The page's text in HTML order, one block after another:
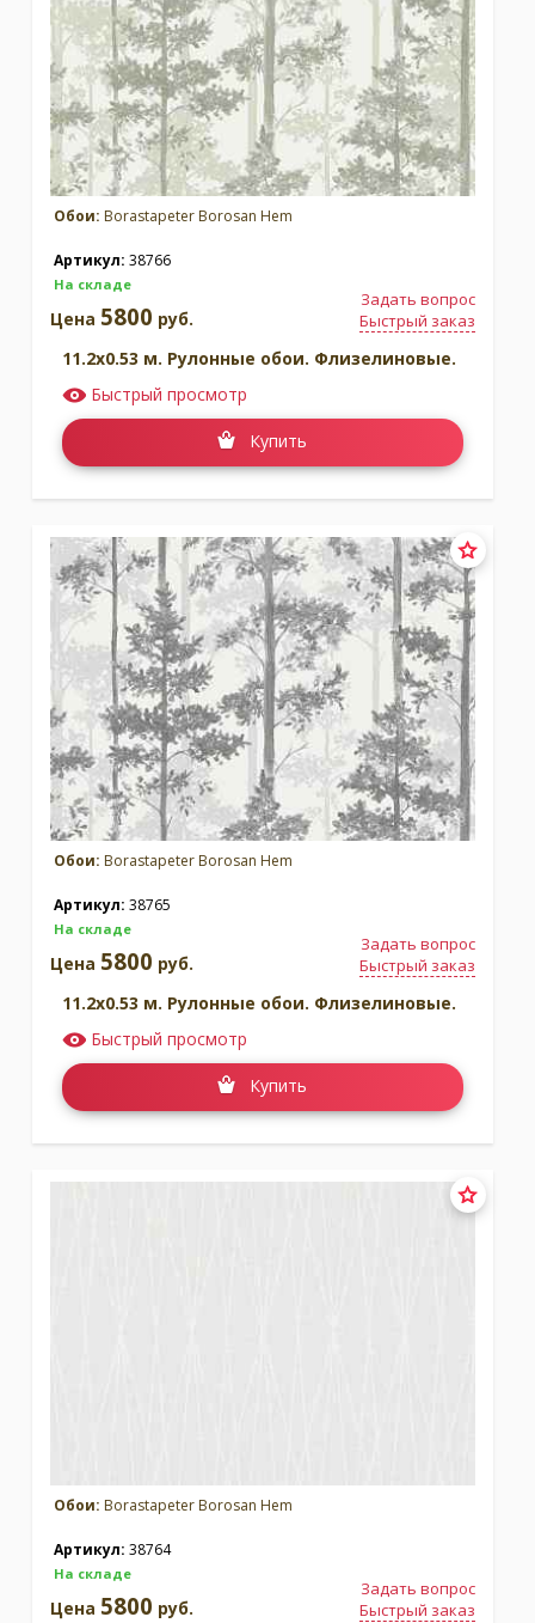
Обои: Borastapeter Borosan Hem
Артикул: 38766
На складе
Задать вопрос
Быстрый заказ
Цена 5800 руб.
11.2x0.53 м. Рулонные обои. Флизелиновые.
Быстрый просмотр
Купить
Обои: Borastapeter Borosan Hem
Артикул: 38765
На складе
Задать вопрос
Быстрый заказ
Цена 5800 руб.
11.2x0.53 м. Рулонные обои. Флизелиновые.
Быстрый просмотр
Купить
Обои: Borastapeter Borosan Hem
Артикул: 38764
На складе
Задать вопрос
Быстрый заказ
Цена 5800 руб.